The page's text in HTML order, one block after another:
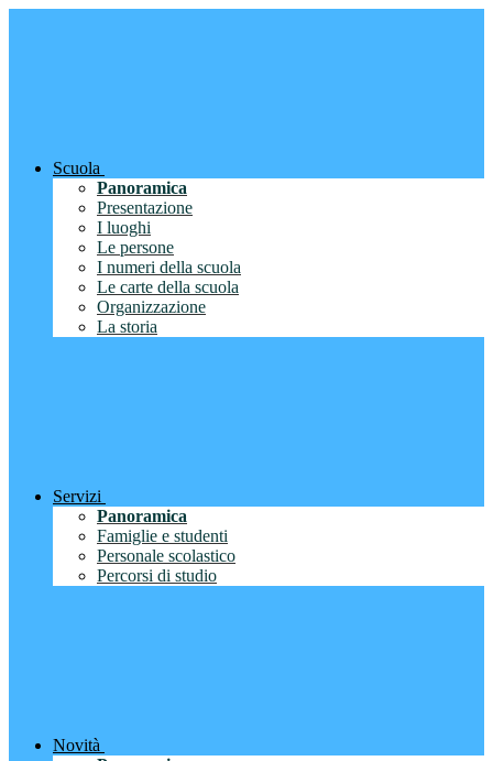
Scuola
Panoramica
Presentazione
I luoghi
Le persone
I numeri della scuola
Le carte della scuola
Organizzazione
La storia
Servizi
Panoramica
Famiglie e studenti
Personale scolastico
Percorsi di studio
Novità